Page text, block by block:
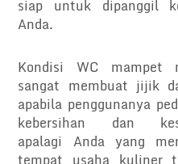
siap untuk dipanggil
Anda.
Kondisi WC mampet
sangat membuat jijik
apabila penggunanya
kebersihan dan
apalagi Anda yang